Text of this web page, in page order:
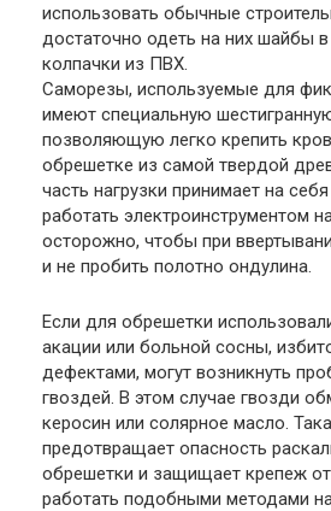
использовать обычные
достаточно одеть на них шайбы
колпачки из ПВХ.
Саморезы, используемые для
имеют специальную
позволяющую легко крепить
обрешетке из самой твердой
часть нагрузки принимает на
работать электроинструментом
осторожно, чтобы при
и не пробить полотно ондулина.
Если для обрешетки
акации или больной сосны,
дефектами, могут возникнуть
гвоздей. В этом случае гвозди
керосин или солярное масло.
предотвращает опасность
обрешетки и защищает крепеж
работать подобными методами